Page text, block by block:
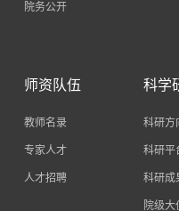
院务公开
师资队伍
教师名录
专家人才
人才招聘
科学
科研方
科研平
科研成
院级大